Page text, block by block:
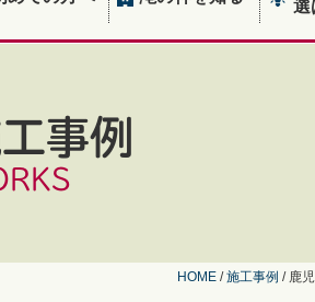
選
事例
HOME /施工事例 / 鹿